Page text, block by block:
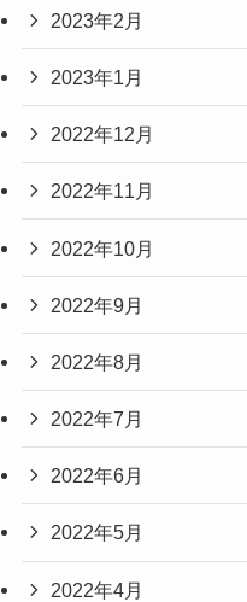
2023年2月
2023年1月
2022年12月
2022年11月
2022年10月
2022年9月
2022年8月
2022年7月
2022年6月
2022年5月
2022年4月